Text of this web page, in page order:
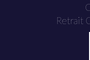
Retrait